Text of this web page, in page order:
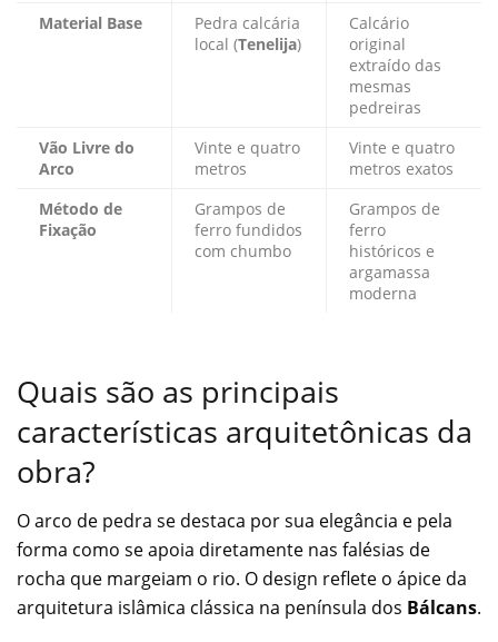
Material Base
Pedra calcária
local (Tenelija)
Calcário
original
extraído das
mesmas
pedreiras
Vão Livre do
Arco
Vinte e quatro
metros
Vinte e quatro
metros exatos
Método de
Fixação
Grampos de
ferro fundidos
com chumbo
Grampos de
ferro
históricos e
argamassa
moderna
Quais são as principais
características arquitetônicas da
obra?
O arco de pedra se destaca por sua elegância e pela
forma como se apoia diretamente nas falésias de
rocha que margeiam o rio. O design reflete o ápice da
arquitetura islâmica clássica na península dos Bálcans.